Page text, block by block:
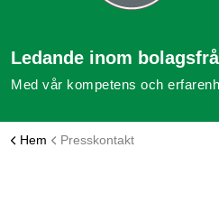
Ledande inom
Med vår kompetens och
Hem Presskontakt